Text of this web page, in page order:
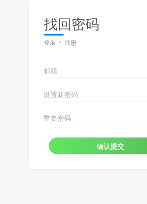
找回密码
登录 注册
邮箱
设置新密码
重复密码
确认提交